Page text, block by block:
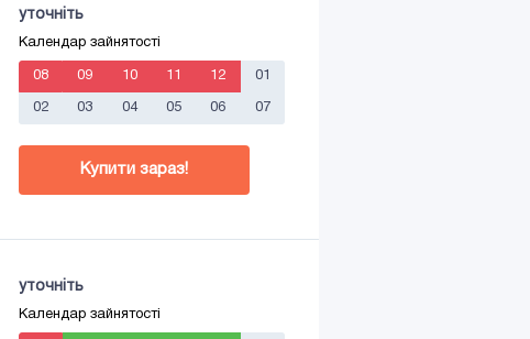
уточніть
Календар зайнятості
08 09 10 11 12 01
02 03 04 05 06 07
Купити зараз!
уточніть
Календар зайнятості